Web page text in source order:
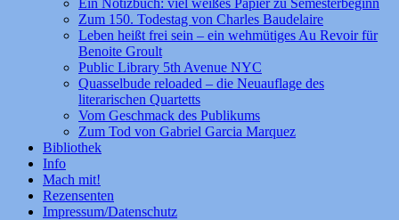
Zum 150. Todestag von Charles Baudelaire
Leben heißt frei sein – ein wehmütiges Au Revoir für
Benoite Groult
Public Library 5th Avenue NYC
Quasselbude reloaded – die Neuauflage des
literarischen Quartetts
Vom Geschmack des Publikums
Zum Tod von Gabriel Garcia Marquez
Bibliothek
Info
Mach mit!
Rezensenten
Impressum/Datenschutz